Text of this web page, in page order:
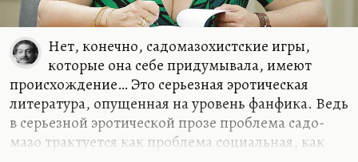
Нет, конечно, садомазохистские игры,
которые она себе придумывала, имеют
происхождение… Это серьезная эротическая
литература, опущенная на уровень фанфика. Ведь
в серьезной эротической прозе проблема садо-
мазо трактуется как проблема социальная, как